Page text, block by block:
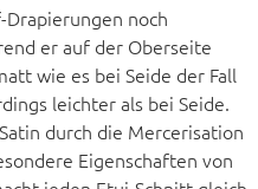
noch
er auf der Oberseite
wie es bei Seide der Fall
leichter als bei Seide.
durch die Mercerisation
Eigenschaften von